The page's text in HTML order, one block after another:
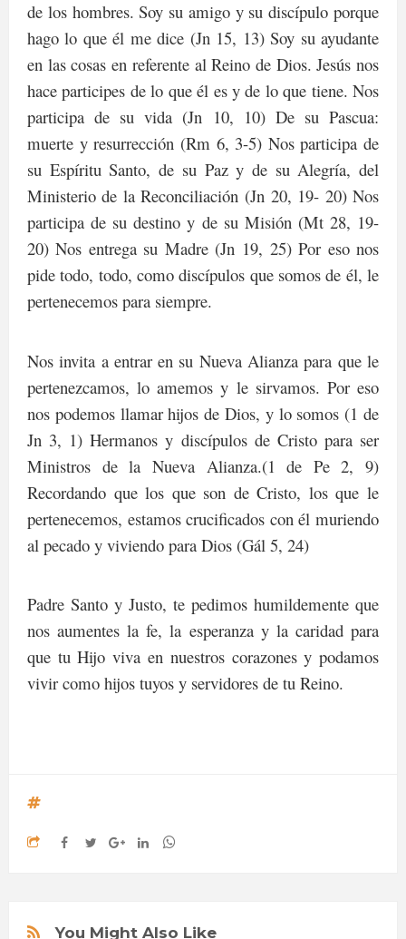
de los hombres. Soy su amigo y su discípulo porque
hago lo que él me dice (Jn 15, 13) Soy su ayudante
en las cosas en referente al Reino de Dios. Jesús nos
hace participes de lo que él es y de lo que tiene. Nos
participa de su vida (Jn 10, 10) De su Pascua:
muerte y resurrección (Rm 6, 3-5) Nos participa de
su Espíritu Santo, de su Paz y de su Alegría, del
Ministerio de la Reconciliación (Jn 20, 19- 20) Nos
participa de su destino y de su Misión (Mt 28, 19-
20) Nos entrega su Madre (Jn 19, 25) Por eso nos
pide todo, todo, como discípulos que somos de él, le
pertenecemos para siempre.
Nos invita a entrar en su Nueva Alianza para que le
pertenezcamos, lo amemos y le sirvamos. Por eso
nos podemos llamar hijos de Dios, y lo somos (1 de
Jn 3, 1) Hermanos y discípulos de Cristo para ser
Ministros de la Nueva Alianza.(1 de Pe 2, 9)
Recordando que los que son de Cristo, los que le
pertenecemos, estamos crucificados con él muriendo
al pecado y viviendo para Dios (Gál 5, 24)
Padre Santo y Justo, te pedimos humildemente que
nos aumentes la fe, la esperanza y la caridad para
que tu Hijo viva en nuestros corazones y podamos
vivir como hijos tuyos y servidores de tu Reino.
You Might Also Like